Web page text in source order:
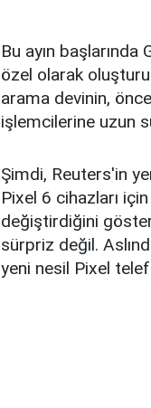
Bu ayın
özel olarak
arama devinin,
işlemcilerine uzun
Şimdi, Reuters'in
Pixel 6 cihazları
değiştirdiğini
sürpriz değil.
yeni nesil Pixel